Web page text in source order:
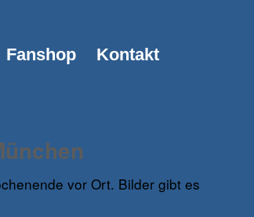
Fanshop Kontakt
vor Ort. Bilder gibt es